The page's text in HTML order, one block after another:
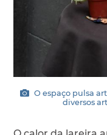
O espaço pulsa
diversos